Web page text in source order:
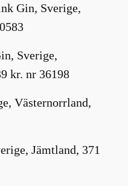
Gin, Sverige,
Sverige,
kr. nr 36198
Västernorrland,
Jämtland, 371